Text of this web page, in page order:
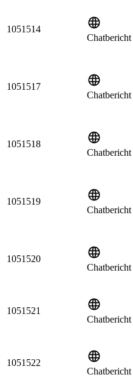
1051514
Chatbericht
1051517
Chatbericht
1051518
Chatbericht
1051519
Chatbericht
1051520
Chatbericht
1051521
Chatbericht
1051522
Chatbericht